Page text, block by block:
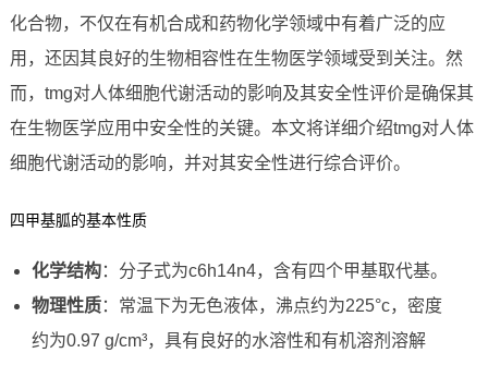
化合物，不仅在有机合成和药物化学领域中有着广泛的应
用，还因其良好的生物相容性在生物医学领域受到关注。然
而，tmg对人体细胞代谢活动的影响及其安全性评价是确保其
在生物医学应用中安全性的关键。本文将详细介绍tmg对人体
细胞代谢活动的影响，并对其安全性进行综合评价。
四甲基胍的基本性质
化学结构：分子式为c6h14n4，含有四个甲基取代基。
物理性质：常温下为无色液体，沸点约为225°c，密度
约为0.97 g/cm³，具有良好的水溶性和有机溶剂溶解